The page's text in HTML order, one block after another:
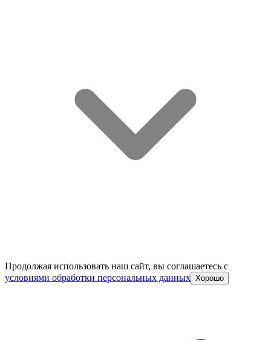
Продолжая использовать наш сайт, вы соглашаетесь c
условиями обработки персональных данных Хорошо